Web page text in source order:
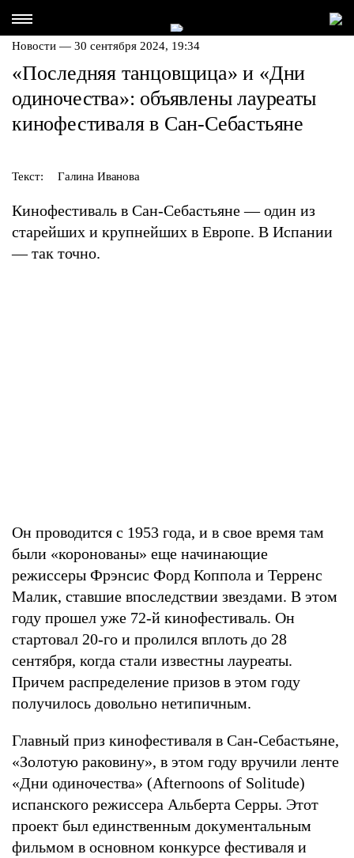
Новости — 30 сентября 2024, 19:34
«Последняя танцовщица» и «Дни
одиночества»: объявлены лауреаты
кинофестиваля в Сан-Себастьяне
Текст: Галина Иванова
Кинофестиваль в Сан-Себастьяне — один из
старейших и крупнейших в Европе. В Испании
— так точно.
Он проводится с 1953 года, и в свое время там
были «коронованы» еще начинающие
режиссеры Фрэнсис Форд Коппола и Терренс
Малик, ставшие впоследствии звездами. В этом
году прошел уже 72-й кинофестиваль. Он
стартовал 20-го и пролился вплоть до 28
сентября, когда стали известны лауреаты.
Причем распределение призов в этом году
получилось довольно нетипичным.
Главный приз кинофестиваля в Сан-Себастьяне,
«Золотую раковину», в этом году вручили ленте
«Дни одиночества» (Afternoons of Solitude)
испанского режиссера Альберта Серры. Этот
проект был единственным документальным
фильмом в основном конкурсе фестиваля и